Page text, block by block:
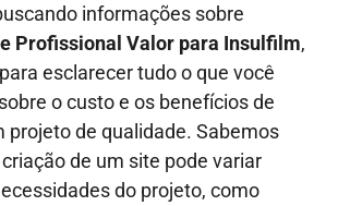
informações sobre
Profissional Valor para Insulfilm,
esclarecer tudo o que você
o custo e os benefícios de
projeto de qualidade. Sabemos
de um site pode variar
do projeto, como